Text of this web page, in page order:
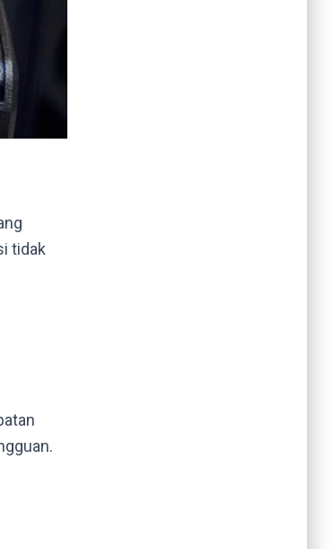
tidak